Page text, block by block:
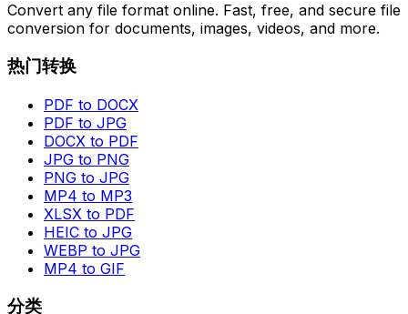
Convert any file format online. Fast, free, and secure file
conversion for documents, images, videos, and more.
热门转换
PDF to DOCX
PDF to JPG
DOCX to PDF
JPG to PNG
PNG to JPG
MP4 to MP3
XLSX to PDF
HEIC to JPG
WEBP to JPG
MP4 to GIF
分类